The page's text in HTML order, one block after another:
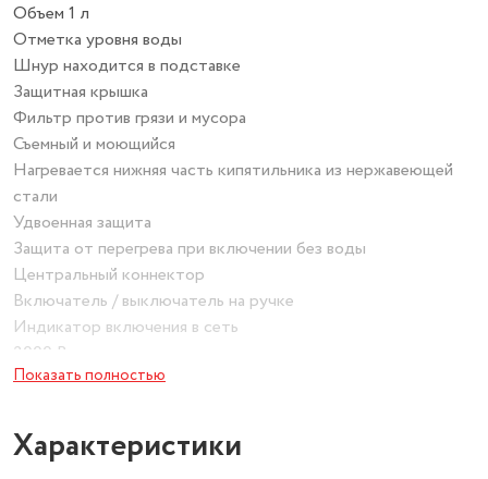
Объем 1 л
Отметка уровня воды
Шнур находится в подставке
Защитная крышка
Фильтр против грязи и мусора
Съемный и моющийся
Нагревается нижняя часть кипятильника из нержавеющей
стали
Удвоенная защита
Защита от перегрева при включении без воды
Центральный коннектор
Включатель / выключатель на ручке
Индикатор включения в сеть
2000 Вт
Показать полностью
Характеристики